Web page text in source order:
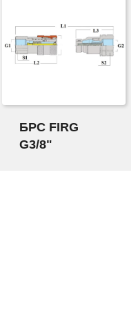
БРС FIRG
G3/8"